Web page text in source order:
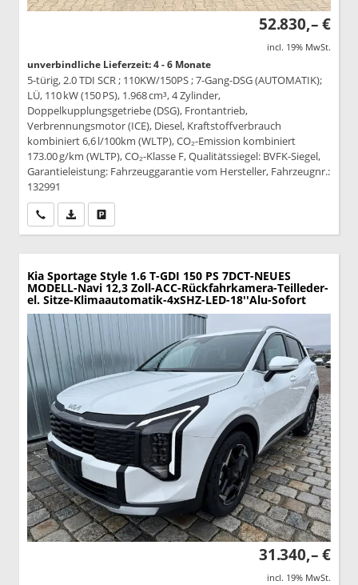
52.830,– €
incl. 19% MwSt.
unverbindliche Lieferzeit: 4 - 6 Monate
5-türig, 2.0 TDI SCR ; 110KW/150PS ; 7-Gang-DSG (AUTOMATIK);
LÜ, 110 kW (150 PS), 1.968 cm³, 4 Zylinder,
Doppelkupplungsgetriebe (DSG), Frontantrieb,
Verbrennungsmotor (ICE), Diesel, Kraftstoffverbrauch
kombiniert 6,6 l/100km (WLTP), CO₂-Emission kombiniert
173.00 g/km (WLTP), CO₂-Klasse F, Qualitätssiegel: BVFK-Siegel,
Garantieleistung: Fahrzeuggarantie vom Hersteller, Fahrzeugnr.:
132991
Wir rufen Sie anPDF-Datei, Fahrzeugexposé drucken
Kia Sportage Style 1.6 T-GDI 150 PS 7DCT-NEUES
MODELL-Navi 12,3 Zoll-ACC-Rückfahrkamera-Teilleder-
el. Sitze-Klimaautomatik-4xSHZ-LED-18''Alu-Sofort
31.340,– €
incl. 19% MwSt.